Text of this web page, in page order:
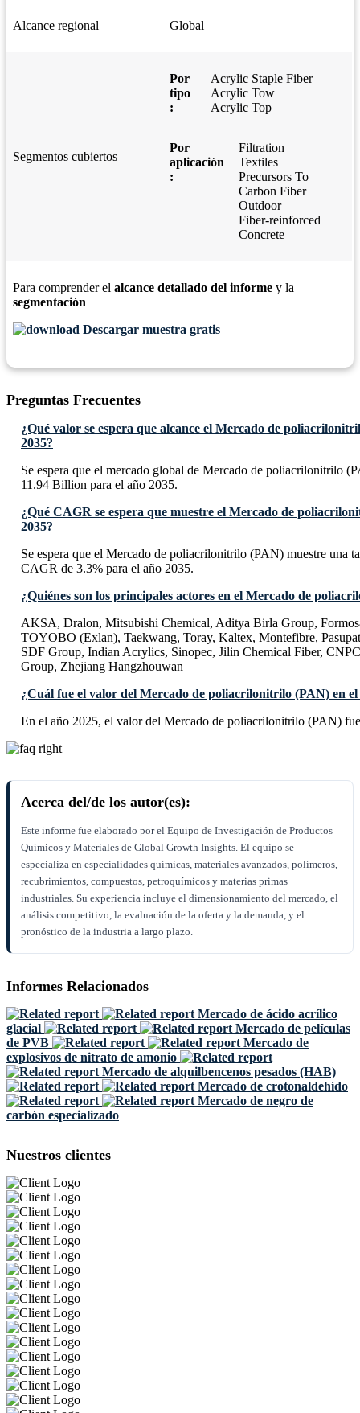
Alcance regional Global
Segmentos cubiertos
Por
tipo
:
Acrylic Staple Fiber
Acrylic Tow
Acrylic Top
Por
aplicación
:
Filtration
Textiles
Precursors To
Carbon Fiber
Outdoor
Fiber-reinforced
Concrete
Para comprender el alcance detallado del informe y la
segmentación
Descargar muestra gratis
Preguntas Frecuentes
¿Qué valor se espera que alcance el Mercado de
2035?
Se espera que el mercado global de Mercado de poliacrilonitrilo
11.94 Billion para el año 2035.
¿Qué CAGR se espera que muestre el Mercado de
2035?
Se espera que el Mercado de poliacrilonitrilo (PAN) muestre una
CAGR de 3.3% para el año 2035.
¿Quiénes son los principales actores en el Mercado de
AKSA, Dralon, Mitsubishi Chemical, Aditya Birla Group,
TOYOBO (Exlan), Taekwang, Toray, Kaltex, Montefibre,
SDF Group, Indian Acrylics, Sinopec, Jilin Chemical Fiber,
Group, Zhejiang Hangzhouwan
¿Cuál fue el valor del Mercado de poliacrilonitrilo (PAN) en el
En el año 2025, el valor del Mercado de poliacrilonitrilo (PAN)
Acerca del/de los autor(es):
Este informe fue elaborado por el Equipo de Investigación de Productos
Químicos y Materiales de Global Growth Insights. El equipo se
especializa en especialidades químicas, materiales avanzados, polímeros,
recubrimientos, compuestos, petroquímicos y materias primas
industriales. Su experiencia incluye el dimensionamiento del mercado, el
análisis competitivo, la evaluación de la oferta y la demanda, y el
pronóstico de la industria a largo plazo.
Informes Relacionados
Mercado de ácido acrílico
glacial
Mercado de películas
de PVB
Mercado de
explosivos de nitrato de amonio
Mercado de alquilbencenos pesados ​​(HAB)
Mercado de crotonaldehído
Mercado de negro de
carbón especializado
Nuestros clientes